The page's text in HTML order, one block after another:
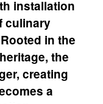
installation
culinary
in the
the
creating
a